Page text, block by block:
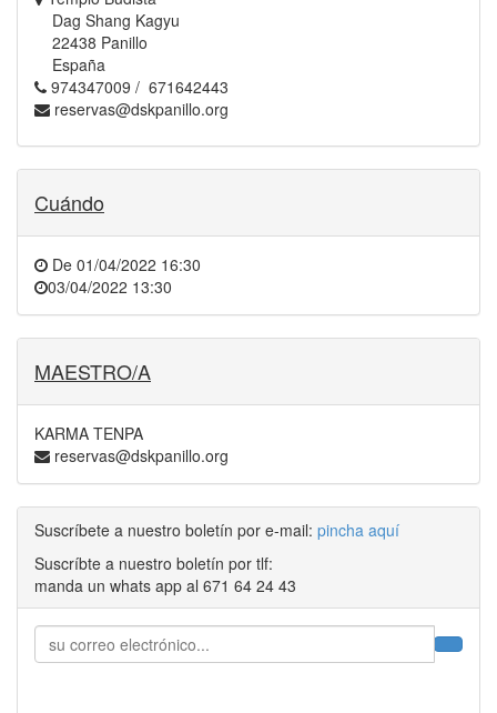
Dag Shang Kagyu
22438 Panillo
España
974347009 / 671642443
reservas@dskpanillo.org
Cuándo
De 01/04/2022 16:30
03/04/2022 13:30
MAESTRO/A
KARMA TENPA
reservas@dskpanillo.org
Suscríbete a nuestro boletín por e-mail: pincha aquí
Suscríbte a nuestro boletín por tlf:
manda un whats app al 671 64 24 43